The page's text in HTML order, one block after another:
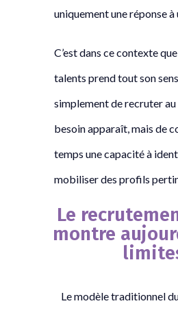
uniquement une réponse à
C’est dans ce contexte
talents prend tout son
simplement de recruter
besoin apparaît, mais de
temps une capacité à
mobiliser des profils
Le
montre
Le modèle traditionnel